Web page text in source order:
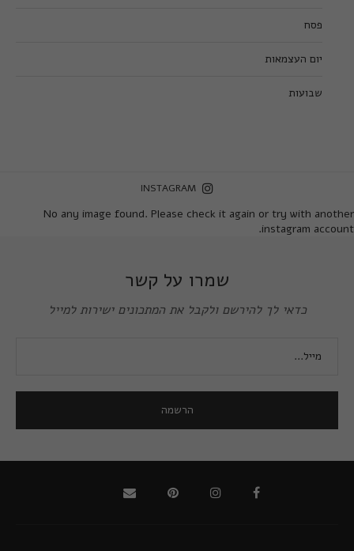
פסח
יום העצמאות
שבועות
INSTAGRAM
No any image found. Please check it again or try with another
instagram account.
שמרו על קשר
כדאי לך להירשם ולקבל את המתכונים ישירות למייל